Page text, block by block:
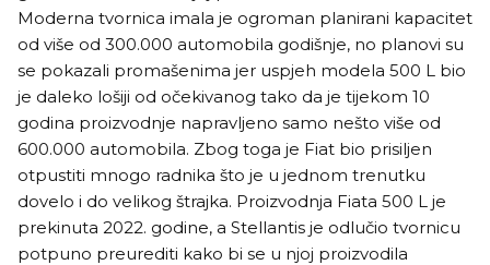
Moderna tvornica imala je ogroman planirani kapacitet
od više od 300.000 automobila godišnje, no planovi su
se pokazali promašenima jer uspjeh modela 500 L bio
je daleko lošiji od očekivanog tako da je tijekom 10
godina proizvodnje napravljeno samo nešto više od
600.000 automobila. Zbog toga je Fiat bio prisiljen
otpustiti mnogo radnika što je u jednom trenutku
dovelo i do velikog štrajka. Proizvodnja Fiata 500 L je
prekinuta 2022. godine, a Stellantis je odlučio tvornicu
potpuno preurediti kako bi se u njoj proizvodila